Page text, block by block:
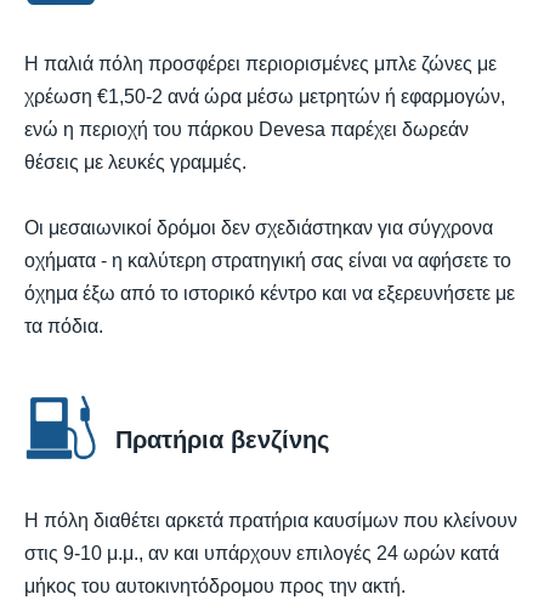
Η παλιά πόλη προσφέρει περιορισμένες μπλε ζώνες με
χρέωση €1,50-2 ανά ώρα μέσω μετρητών ή εφαρμογών,
ενώ η περιοχή του πάρκου Devesa παρέχει δωρεάν
θέσεις με λευκές γραμμές.
Οι μεσαιωνικοί δρόμοι δεν σχεδιάστηκαν για σύγχρονα
οχήματα - η καλύτερη στρατηγική σας είναι να αφήσετε το
όχημα έξω από το ιστορικό κέντρο και να εξερευνήσετε με
τα πόδια.
Πρατήρια βενζίνης
Η πόλη διαθέτει αρκετά πρατήρια καυσίμων που κλείνουν
στις 9-10 μ.μ., αν και υπάρχουν επιλογές 24 ωρών κατά
μήκος του αυτοκινητόδρομου προς την ακτή.